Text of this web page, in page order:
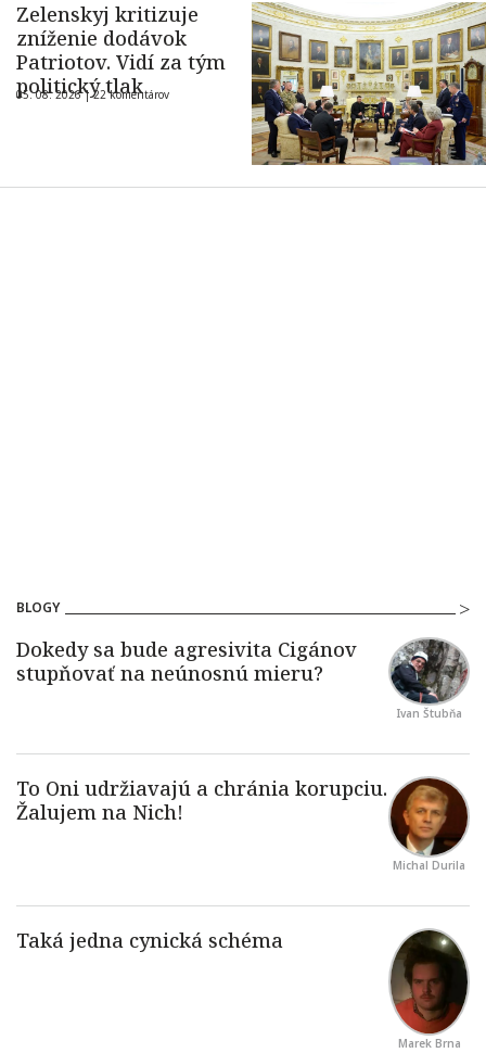
Zelenskyj kritizuje
zníženie dodávok
Patriotov. Vidí za tým
politický tlak
05. 08. 2026 |22 komentárov
BLOGY
Ivan Štubňa
Michal Durila
Marek Brna